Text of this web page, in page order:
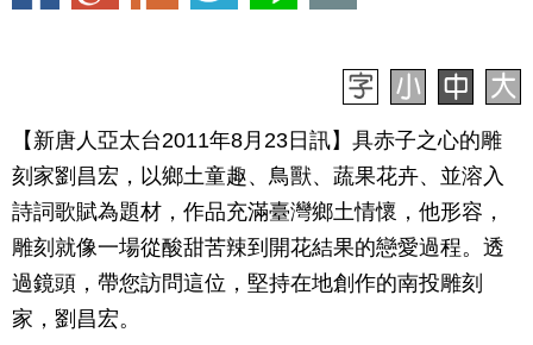
【新唐人亞太台2011年8月23日訊】具赤子之心的雕
刻家劉昌宏，以鄉土童趣、鳥獸、蔬果花卉、並溶入
詩詞歌賦為題材，作品充滿臺灣鄉土情懷，他形容，
雕刻就像一場從酸甜苦辣到開花結果的戀愛過程。透
過鏡頭，帶您訪問這位，堅持在地創作的南投雕刻
家，劉昌宏。